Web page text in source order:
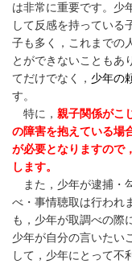
は非常に重要です。少
して反感を持っている
子も多く，これまでの
とができないこともあ
てだけでなく， 少年の
す。
特に， 親子関係がこ
の障害を抱えている場
が必要となりますので
します。
また，少年が逮捕・
べ・事情聴取は行われ
も，少年が取調べの際
少年が自分の言いたい
して，少年にとって不